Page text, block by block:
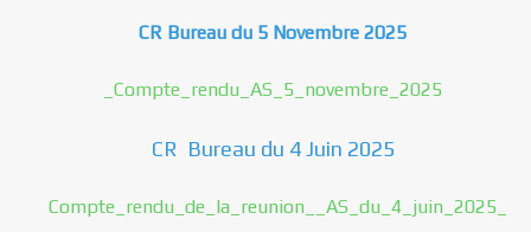
CR Bureau du 5 Novembre 2025
_Compte_rendu_AS_5_novembre_2025
CR Bureau du 4 Juin 2025
Compte_rendu_de_la_reunion__AS_du_4_juin_2025_